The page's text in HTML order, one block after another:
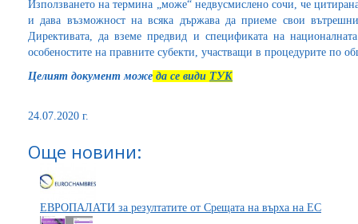
Използването на термина „може“ недвусмислено сочи, че
и дава възможност на всяка държава да приеме свои
Директивата, да вземе предвид и спецификата на
особеностите на правните субекти, участващи в процедурите по
Целият документ може да се види ТУК
24.07.2020 г.
Още новини:
ЕВРОПАЛАТИ за резултатите от Срещата на върха на ЕС